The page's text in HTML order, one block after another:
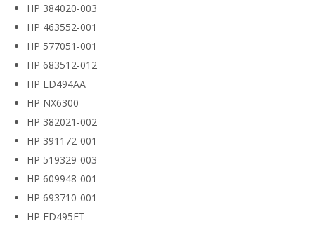
HP 384020-003
HP 463552-001
HP 577051-001
HP 683512-012
HP ED494AA
HP NX6300
HP 382021-002
HP 391172-001
HP 519329-003
HP 609948-001
HP 693710-001
HP ED495ET